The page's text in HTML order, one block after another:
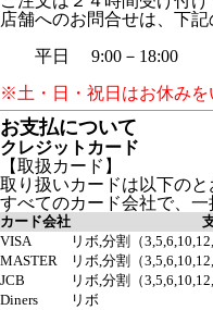
店舗へのお問合せは、下
平日 9:00－18:00
※土・日・祝日はお休みを
お支払について
クレジットカード
【取扱カード】
取り扱いカードは以下のと
すべてのカード会社で、一
カード会社
VISA
リボ,分割（
MASTER
リボ,分割（
JCB
リボ,分割（
Diners
リボ